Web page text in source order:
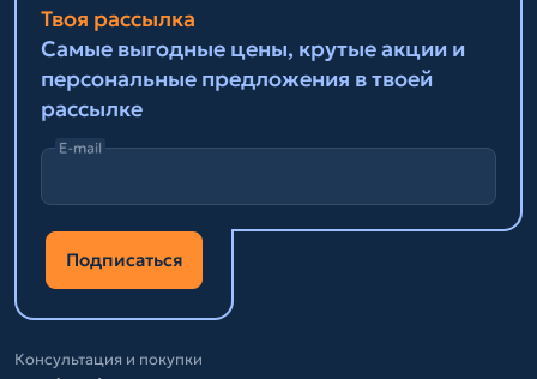
Твоя рассылка
Самые выгодные цены, крутые акции и
персональные предложения в твоей
рассылке
E-mail
Подписаться
Консультация и покупки